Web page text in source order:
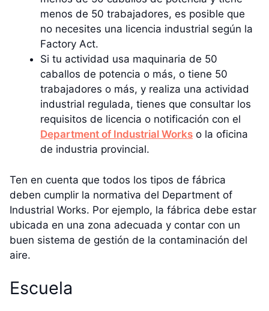
menos de 50 trabajadores, es posible que
no necesites una licencia industrial según la
Factory Act.
Si tu actividad usa maquinaria de 50
caballos de potencia o más, o tiene 50
trabajadores o más, y realiza una actividad
industrial regulada, tienes que consultar los
requisitos de licencia o notificación con el
Department of Industrial Works o la oficina
de industria provincial.
Ten en cuenta que todos los tipos de fábrica
deben cumplir la normativa del Department of
Industrial Works. Por ejemplo, la fábrica debe estar
ubicada en una zona adecuada y contar con un
buen sistema de gestión de la contaminación del
aire.
Escuela